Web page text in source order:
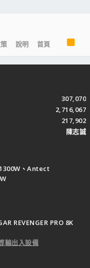
說明 首頁
S
307,070
2,716,067
217,902
陳志誠
、Antect
REVENGER PRO 8K
出入設備